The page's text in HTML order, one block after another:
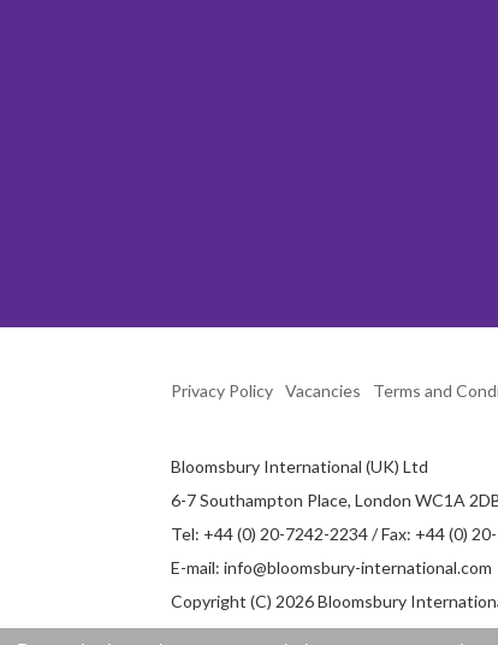
Privacy Policy Vacancies Terms and
Bloomsbury International (UK) Ltd
6-7 Southampton Place, London WC1A
Tel: +44 (0) 20-7242-2234 / Fax: +44 (0)
E-mail: info@bloomsbury-international.com
Copyright (C) 2026 Bloomsbury